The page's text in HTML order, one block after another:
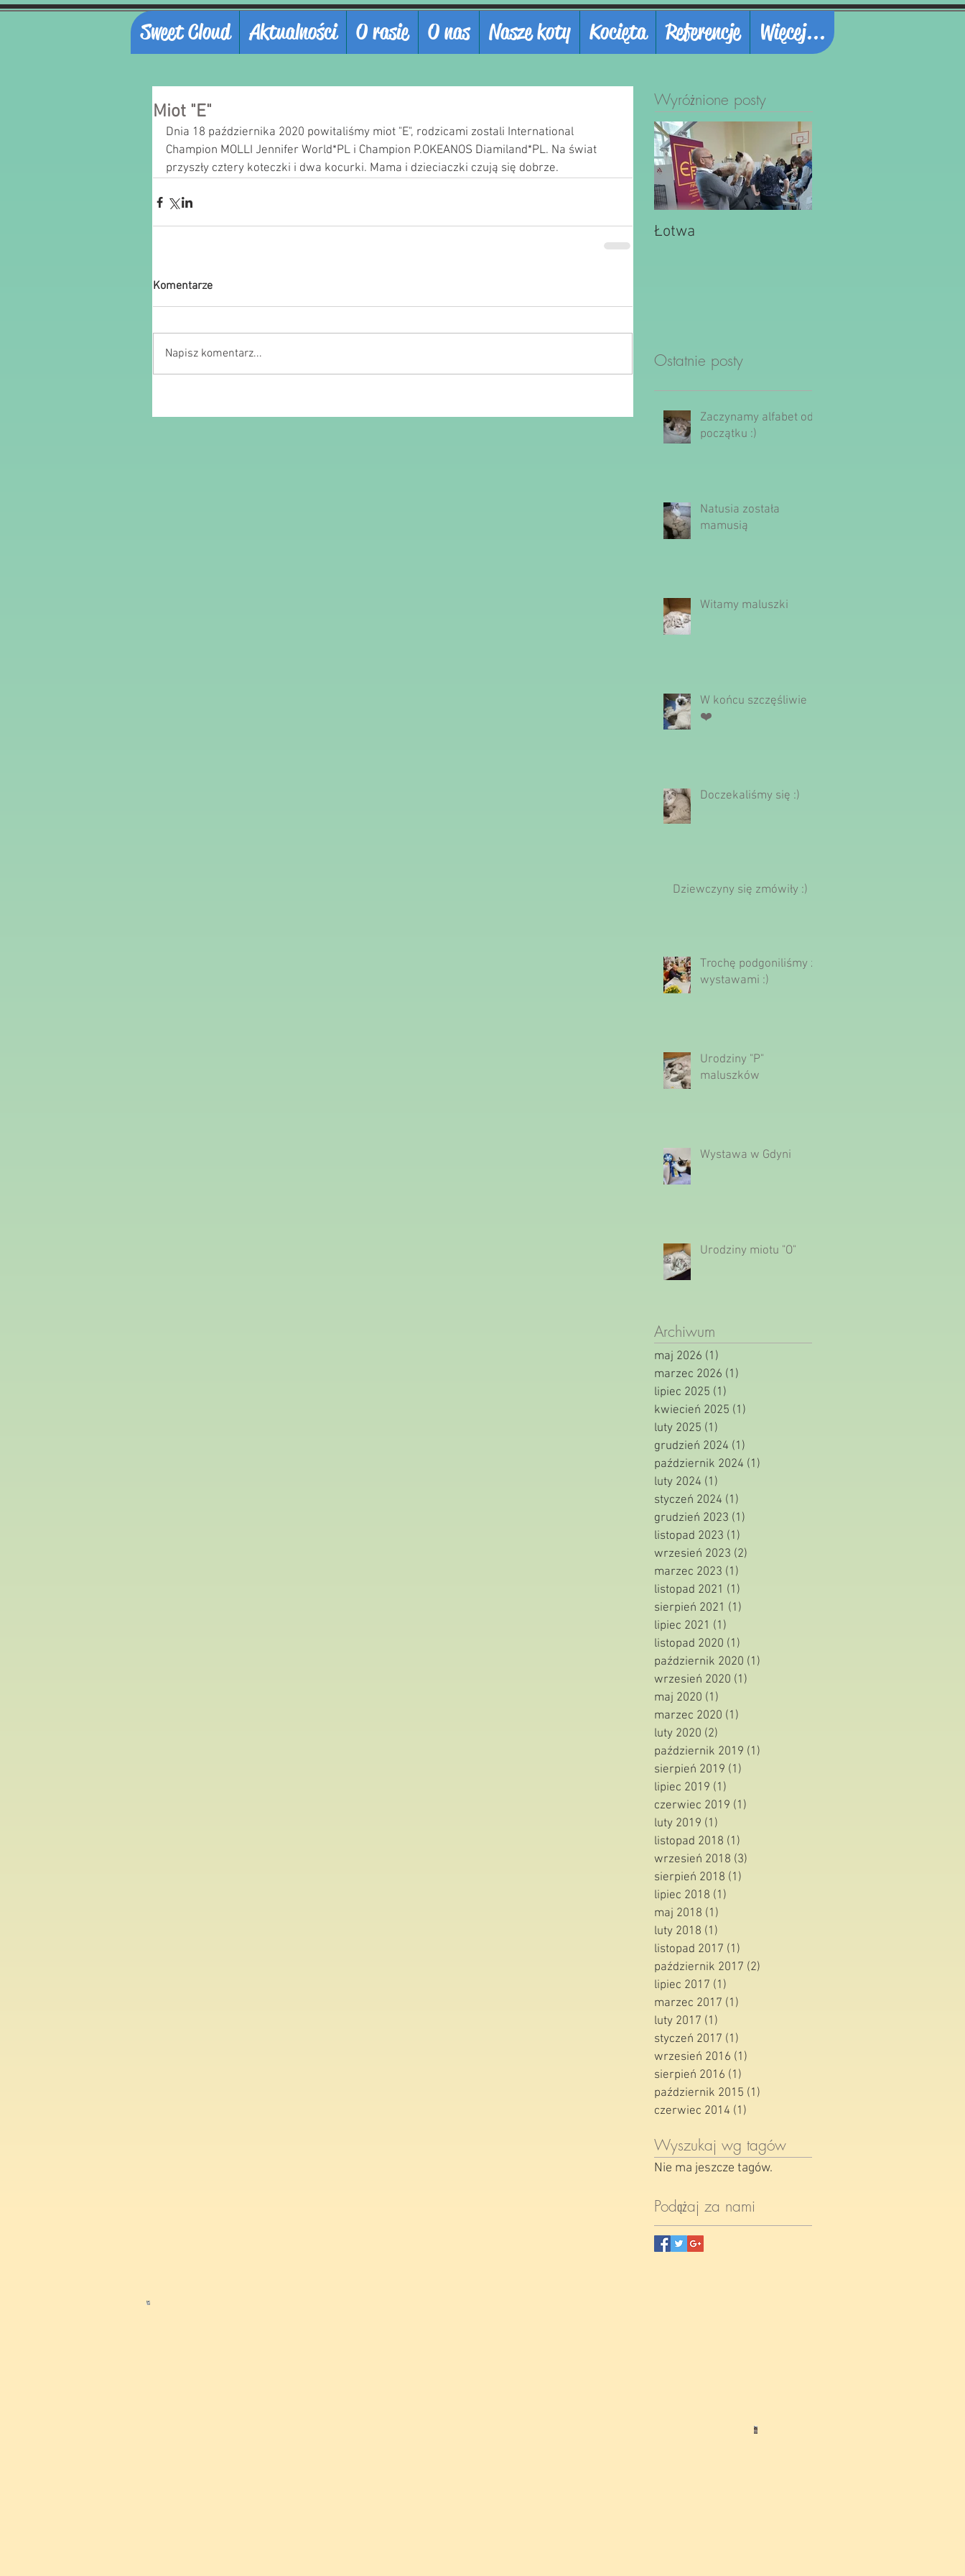
Sweet Cloud Aktualności O rasie O nas Nasze koty Kocięta Referencje Więcej...
Miot "E"
Dnia 18 października 2020 powitaliśmy miot "E", rodzicami zostali International
Champion MOLLI Jennifer World*PL i Champion P.OKEANOS Diamiland*PL. Na świat
przyszły cztery koteczki i dwa kocurki. Mama i dzieciaczki czują się dobrze.
Komentarze
Napisz komentarz...
Wyróżnione posty
Łotwa
Ostatnie posty
Zaczynamy alfabet od
początku :)
Natusia została
mamusią
Witamy maluszki
W końcu szczęśliwie
❤️
Doczekaliśmy się :)
Dziewczyny się zmówiły :)
Trochę podgoniliśmy z
wystawami :)
Urodziny "P"
maluszków
Wystawa w Gdyni
Urodziny miotu "O"
Archiwum
maj 2026 (1)
marzec 2026 (1)
lipiec 2025 (1)
kwiecień 2025 (1)
luty 2025 (1)
grudzień 2024 (1)
październik 2024 (1)
luty 2024 (1)
styczeń 2024 (1)
grudzień 2023 (1)
listopad 2023 (1)
wrzesień 2023 (2)
marzec 2023 (1)
listopad 2021 (1)
sierpień 2021 (1)
lipiec 2021 (1)
listopad 2020 (1)
październik 2020 (1)
wrzesień 2020 (1)
maj 2020 (1)
marzec 2020 (1)
luty 2020 (2)
październik 2019 (1)
sierpień 2019 (1)
lipiec 2019 (1)
czerwiec 2019 (1)
luty 2019 (1)
listopad 2018 (1)
wrzesień 2018 (3)
sierpień 2018 (1)
lipiec 2018 (1)
maj 2018 (1)
luty 2018 (1)
listopad 2017 (1)
październik 2017 (2)
lipiec 2017 (1)
marzec 2017 (1)
luty 2017 (1)
styczeń 2017 (1)
wrzesień 2016 (1)
sierpień 2016 (1)
październik 2015 (1)
czerwiec 2014 (1)
Wyszukaj wg tagów
Nie ma jeszcze tagów.
Podążaj za nami